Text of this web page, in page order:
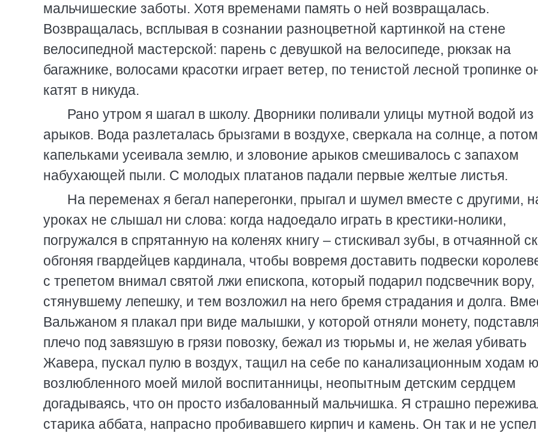
мальчишеские заботы. Хотя временами память о ней возвращалась.
Возвращалась, всплывая в сознании разноцветной картинкой на стене
велосипедной мастерской: парень с девушкой на велосипеде, рюкзак на
багажнике, волосами красотки играет ветер, по тенистой лесной тропинке
катят в никуда.
Рано утром я шагал в школу. Дворники поливали улицы мутной водой из
арыков. Вода разлеталась брызгами в воздухе, сверкала на солнце, а потом
капельками усеивала землю, и зловоние арыков смешивалось с запахом
набухающей пыли. С молодых платанов падали первые желтые листья.
На переменах я бегал наперегонки, прыгал и шумел вместе с другими,
уроках не слышал ни слова: когда надоедало играть в крестики-нолики,
погружался в спрятанную на коленях книгу – стискивал зубы, в отчаянной
обгоняя гвардейцев кардинала, чтобы вовремя доставить подвески
с трепетом внимал святой лжи епископа, который подарил подсвечник вору,
стянувшему лепешку, и тем возложил на него бремя страдания и долга.
Вальжаном я плакал при виде малышки, у которой отняли монету,
плечо под завязшую в грязи повозку, бежал из тюрьмы и, не желая убивать
Жавера, пускал пулю в воздух, тащил на себе по канализационным ходам
возлюбленного моей милой воспитанницы, неопытным детским сердцем
догадываясь, что он просто избалованный мальчишка. Я страшно
старика аббата, напрасно пробивавшего кирпич и камень. Он так и не успел